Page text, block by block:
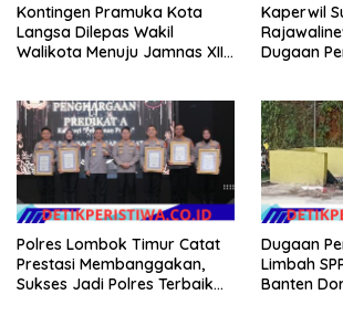
Kontingen Pramuka Kota
Langsa Dilepas Wakil
Walikota Menuju Jamnas XII
Kaperwil
Dugaan
Hilang 3
Anggaran
Polres Lombok Timur Catat
Prestasi Membanggakan,
Sukses Jadi Polres Terbaik
Dugaan
Limbah
Banten